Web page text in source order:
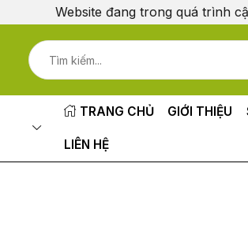
Website đang trong quá trình
TRANG CHỦ GIỚI THIỆU
LIÊN HỆ